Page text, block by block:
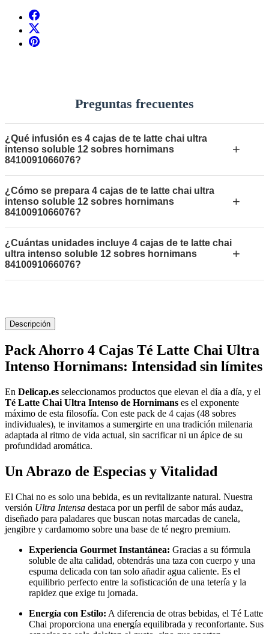
Preguntas frecuentes
¿Qué infusión es 4 cajas de te latte chai ultra
intenso soluble 12 sobres hornimans
8410091066076?
+
¿Cómo se prepara 4 cajas de te latte chai ultra
intenso soluble 12 sobres hornimans
8410091066076?
+
¿Cuántas unidades incluye 4 cajas de te latte chai
ultra intenso soluble 12 sobres hornimans
8410091066076?
+
Descripción
Pack Ahorro 4 Cajas Té Latte Chai Ultra
Intenso Hornimans: Intensidad sin límites
En Delicap.es seleccionamos productos que elevan el día a día, y el
Té Latte Chai Ultra Intenso de Hornimans es el exponente
máximo de esta filosofía. Con este pack de 4 cajas (48 sobres
individuales), te invitamos a sumergirte en una tradición milenaria
adaptada al ritmo de vida actual, sin sacrificar ni un ápice de su
profundidad aromática.
Un Abrazo de Especias y Vitalidad
El Chai no es solo una bebida, es un revitalizante natural. Nuestra
versión Ultra Intensa destaca por un perfil de sabor más audaz,
diseñado para paladares que buscan notas marcadas de canela,
jengibre y cardamomo sobre una base de té negro premium.
Experiencia Gourmet Instantánea: Gracias a su fórmula
soluble de alta calidad, obtendrás una taza con cuerpo y una
espuma delicada con tan solo añadir agua caliente. Es el
equilibrio perfecto entre la sofisticación de una tetería y la
rapidez que exige tu jornada.
Energía con Estilo: A diferencia de otras bebidas, el Té Latte
Chai proporciona una energía equilibrada y reconfortante. Sus